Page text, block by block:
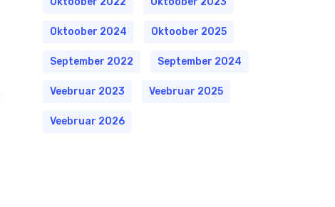
Oktoober 2024 Oktoober 2025
September 2022 September 2024
Veebruar 2023 Veebruar 2025
Veebruar 2026